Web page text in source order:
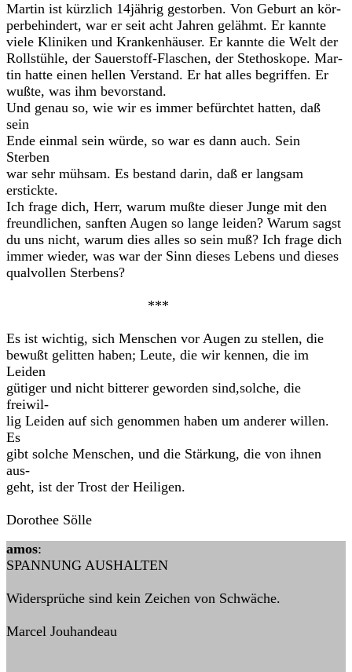
Martin ist kürzlich 14jährig gestorben. Von Geburt an kör-
perbehindert, war er seit acht Jahren gelähmt. Er kannte
viele Kliniken und Krankenhäuser. Er kannte die Welt der
Rollstühle, der Sauerstoff-Flaschen, der Stethoskope. Mar-
tin hatte einen hellen Verstand. Er hat alles begriffen. Er
wußte, was ihm bevorstand.
Und genau so, wie wir es immer befürchtet hatten, daß
sein
Ende einmal sein würde, so war es dann auch. Sein
Sterben
war sehr mühsam. Es bestand darin, daß er langsam
erstickte.
Ich frage dich, Herr, warum mußte dieser Junge mit den
freundlichen, sanften Augen so lange leiden? Warum sagst
du uns nicht, warum dies alles so sein muß? Ich frage dich
immer wieder, was war der Sinn dieses Lebens und dieses
qualvollen Sterbens?
***
Es ist wichtig, sich Menschen vor Augen zu stellen, die
bewußt gelitten haben; Leute, die wir kennen, die im
Leiden
gütiger und nicht bitterer geworden sind,solche, die
freiwil-
lig Leiden auf sich genommen haben um anderer willen.
Es
gibt solche Menschen, und die Stärkung, die von ihnen
aus-
geht, ist der Trost der Heiligen.
Dorothee Sölle
amos:
SPANNUNG AUSHALTEN
Widersprüche sind kein Zeichen von Schwäche.
Marcel Jouhandeau